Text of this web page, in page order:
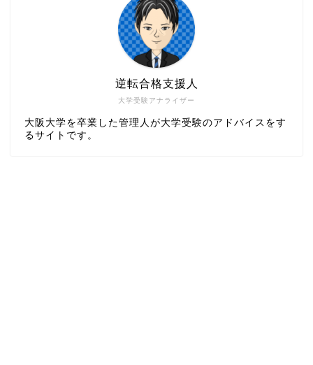
大学受験アナライザー
逆転合格支援人
大阪大学を卒業した管理人が大学受験のアドバイスをす
るサイトです。